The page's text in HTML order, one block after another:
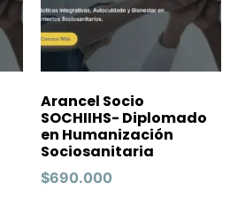
Arancel Socio
SOCHIIHS- Diplomado
en Humanización
Sociosanitaria
$690.000